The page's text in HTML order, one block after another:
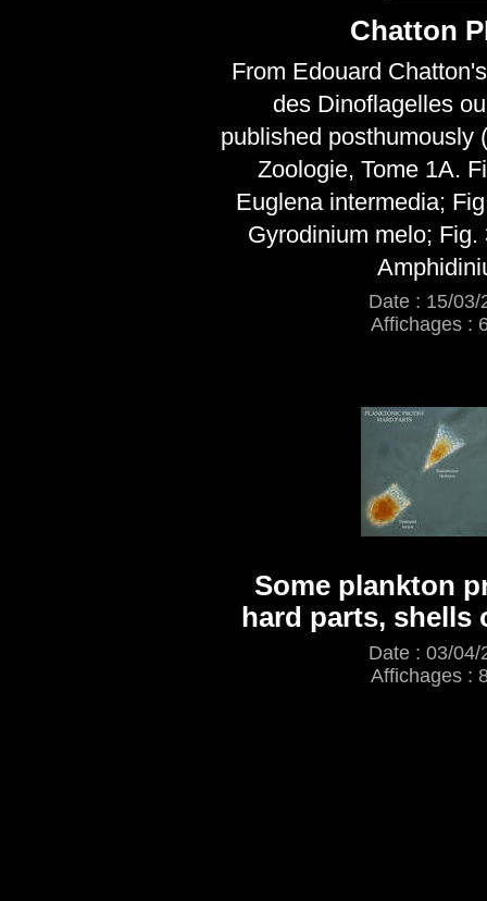
Chatton
From Edouard
des Dinoflagelles
published posthumously
Zoologie, Tome 1A.
Euglena intermedia;
Gyrodinium melo;
Date : 15/03/
Affichages :
Some plankton
hard parts, shells
Date : 03/04/
Affichages :